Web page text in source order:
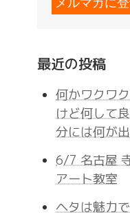
最近の投稿
何かワクワ
けど何して
分には何が
6/7 名古屋
アート教室
ヘタは魅力